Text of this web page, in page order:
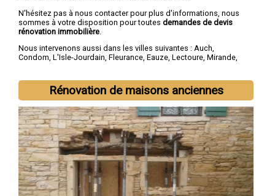
N'hésitez pas à nous contacter pour plus d'informations, nous
sommes à votre disposition pour toutes demandes de devis
rénovation immobilière
Nous intervenons aussi dans les villes suivantes : Auch,
Condom, L'Isle-Jourdain, Fleurance, Eauze, Lectoure, Mirande,
Rénovation de maisons anciennes